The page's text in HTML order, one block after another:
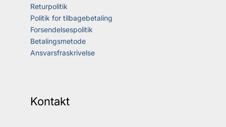
Returpolitik
Politik for tilbagebetaling
Forsendelsespolitik
Betalingsmetode
Ansvarsfraskrivelse
Kontakt